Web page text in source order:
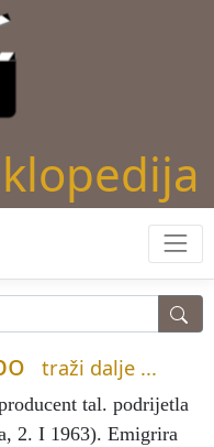
traži dalje ...
tal. podrijetla
2. I 1963). Emigrira